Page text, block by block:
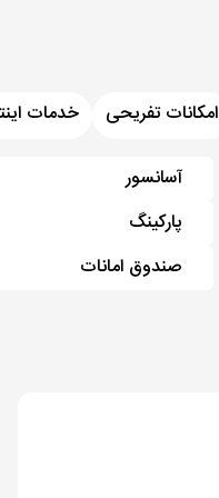
امکانات تفریحی خدمات
آسانسور
پارکینگ
صندوق امانات